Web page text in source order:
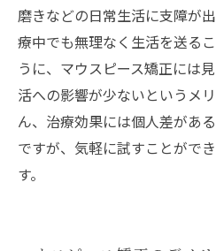
磨きなどの日常生活に支障が
療中でも無理なく生活を送る
うに、マウスピース矯正には
活への影響が少ないというメ
ん、治療効果には個人差があ
ですが、気軽に試すことがで
す。